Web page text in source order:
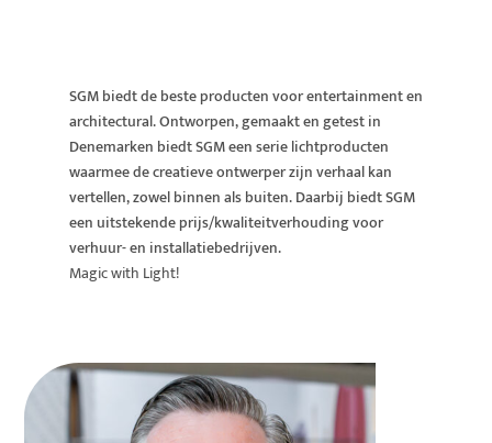
SGM biedt de beste producten voor entertainment en
architectural. Ontworpen, gemaakt en getest in
Denemarken biedt SGM een serie lichtproducten
waarmee de creatieve ontwerper zijn verhaal kan
vertellen, zowel binnen als buiten. Daarbij biedt SGM
een uitstekende prijs/kwaliteitverhouding voor
verhuur- en installatiebedrijven.
Magic with Light!